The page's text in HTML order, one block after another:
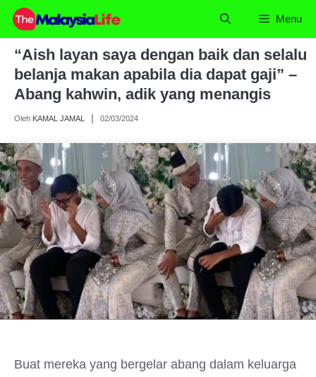
Skip
content
Menu
“Aish layan saya dengan baik dan selalu
belanja makan apabila dia dapat gaji” –
Abang kahwin, adik yang menangis
Oleh KAMAL JAMAL 02/03/2024
Buat mereka yang bergelar abang dalam keluarga